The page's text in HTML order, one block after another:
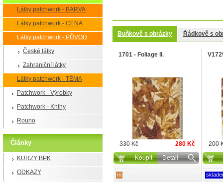
Látky patchwork - BARVA
Látky patchwork - CENA
Látky patchwork - PŮVOD
České látky
Zahraniční látky
Látky patchwork - TÉMA
Patchwork - Výrobky
Patchwork - Knihy
Rouno
Články
KURZY BPK
ODKAZY
Buňkově s obrázky Řádkově s
1701 - Foliage II.
330 Kč
280 Kč
Koupit
Detail
m
200